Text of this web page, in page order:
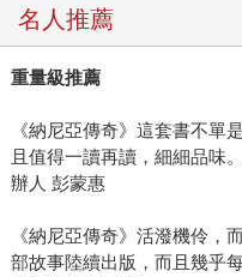
名人推薦
重量級推薦
《納尼亞傳奇》這套書不單
且值得一讀再讀，細細品味
辦人 彭蒙惠
《納尼亞傳奇》活潑機伶
部故事陸續出版，而且幾乎